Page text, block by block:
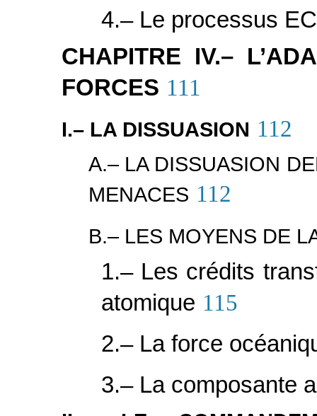
4.– Le processus
CHAPITRE IV.–
FORCES 111
I.– LA DISSUASION 112
A.– LA DISSUASION
MENACES 112
B.– LES MOYENS DE
1.– Les crédits
atomique 115
2.– La force
3.– La composante